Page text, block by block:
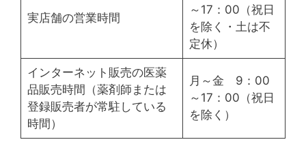
実店舗の営業時間
～17：00（祝日
を除く・土は不
定休）
インターネット販売の医薬
品販売時間（薬剤師または
登録販売者が常駐している
時間）
月～金 9：00
～17：00（祝日
を除く）